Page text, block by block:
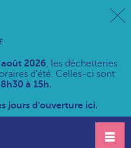
2026, les déchetteries
d'été. Celles-ci sont
à 15h.
jours d'ouverture ici.